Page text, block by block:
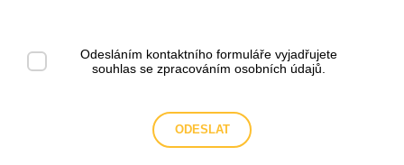
Odesláním kontaktního formuláře vyjadřujete
souhlas se zpracováním osobních údajů